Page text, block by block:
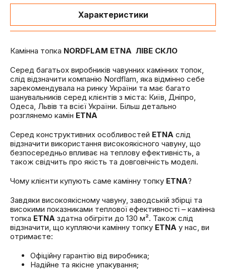
Характеристики
Камінна топка NORDFLAM ETNA ЛІВЕ СКЛО
Серед багатьох виробників чавунних камінних топок,
слід відзначити компанію Nordflam, яка відмінно себе
зарекомендувала на ринку України та має багато
шанувальників серед клієнтів з міста: Київ, Дніпро,
Одеса, Львів та всієї України. Більш детально
розглянемо камін ETNA
Серед конструктивних особливостей ETNA слід
відзначити використання високоякісного чавуну, що
безпосередньо впливає на теплову ефективність, а
також свідчить про якість та довговічність моделі.
Чому клієнти купують саме камінну топку ETNA?
Завдяки високоякісному чавуну, заводській збірці та
високими показниками теплової ефективності – камінна
топка ETNA здатна обігріти до 130 м². Також слід
відзначити, що купляючи камінну топку ETNA у нас, ви
отримаєте:
Офіційну гарантію від виробника;
Надійне та якісне упакування;